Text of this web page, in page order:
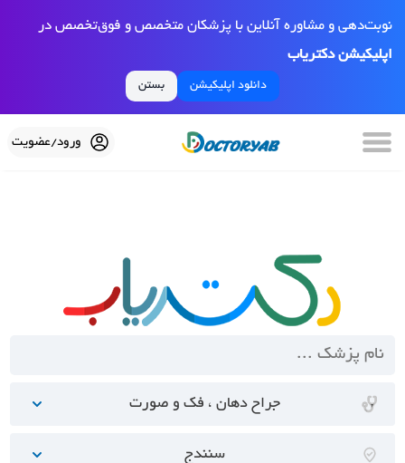
نوبت‌دهی و مشاوره آنلاین با پزشکان متخصص و فوق‌تخصص در
اپلیکیشن دکتریاب
دانلود اپلیکیشن بستن
ورود/عضویت
جراح دهان ، فک و صورت
سنندج